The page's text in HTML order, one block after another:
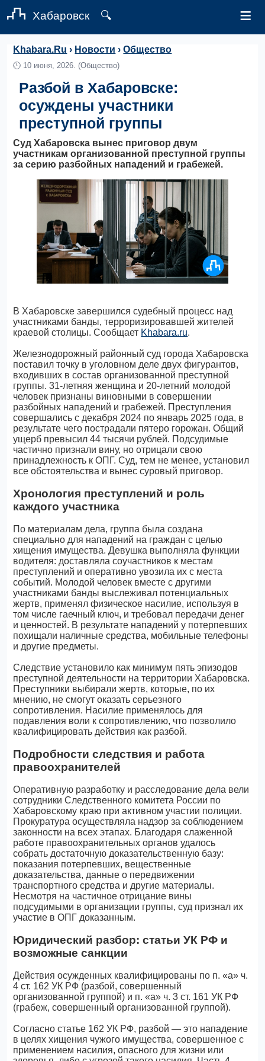
Хабаровск 🔍 ≡
Khabara.Ru › Новости ›Общество
🕛 10 июня, 2026. (Общество)
Разбой в Хабаровске:
осуждены участники
преступной группы
Суд Хабаровска вынес приговор двум
участникам организованной преступной группы
за серию разбойных нападений и грабежей.
В Хабаровске завершился судебный процесс над
участниками банды, терроризировавшей жителей
краевой столицы. Сообщает Khabara.ru.
Железнодорожный районный суд города Хабаровска
поставил точку в уголовном деле двух фигурантов,
входивших в состав организованной преступной
группы. 31-летняя женщина и 20-летний молодой
человек признаны виновными в совершении
разбойных нападений и грабежей. Преступления
совершались с декабря 2024 по январь 2025 года, в
результате чего пострадали пятеро горожан. Общий
ущерб превысил 44 тысячи рублей. Подсудимые
частично признали вину, но отрицали свою
принадлежность к ОПГ. Суд, тем не менее, установил
все обстоятельства и вынес суровый приговор.
Хронология преступлений и роль
каждого участника
По материалам дела, группа была создана
специально для нападений на граждан с целью
хищения имущества. Девушка выполняла функции
водителя: доставляла соучастников к местам
преступлений и оперативно увозила их с места
событий. Молодой человек вместе с другими
участниками банды выслеживал потенциальных
жертв, применял физическое насилие, используя в
том числе гаечный ключ, и требовал передачи денег
и ценностей. В результате нападений у потерпевших
похищали наличные средства, мобильные телефоны
и другие предметы.
Следствие установило как минимум пять эпизодов
преступной деятельности на территории Хабаровска.
Преступники выбирали жертв, которые, по их
мнению, не смогут оказать серьезного
сопротивления. Насилие применялось для
подавления воли к сопротивлению, что позволило
квалифицировать действия как разбой.
Подробности следствия и работа
правоохранителей
Оперативную разработку и расследование дела вели
сотрудники Следственного комитета России по
Хабаровскому краю при активном участии полиции.
Прокуратура осуществляла надзор за соблюдением
законности на всех этапах. Благодаря слаженной
работе правоохранительных органов удалось
собрать достаточную доказательственную базу:
показания потерпевших, вещественные
доказательства, данные о передвижении
транспортного средства и другие материалы.
Несмотря на частичное отрицание вины
подсудимыми в организации группы, суд признал их
участие в ОПГ доказанным.
Юридический разбор: статьи УК РФ и
возможные санкции
Действия осужденных квалифицированы по п. «а» ч.
4 ст. 162 УК РФ (разбой, совершенный
организованной группой) и п. «а» ч. 3 ст. 161 УК РФ
(грабеж, совершенный организованной группой).
Согласно статье 162 УК РФ, разбой — это нападение
в целях хищения чужого имущества, совершенное с
применением насилия, опасного для жизни или